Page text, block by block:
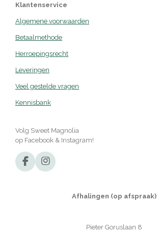
Klantenservice
Algemene voorwaarden
Betaalmethode
Herroepingsrecht
Leveringen
Veel gestelde vragen
Kennisbank
Volg Sweet Magnolia
op Facebook & Instagram!
F
a
I
n
Afhalingen (op afspraak)
Pieter Goruslaan 8